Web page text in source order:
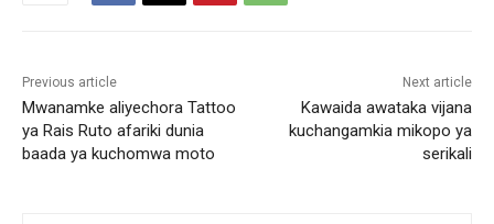
Previous article
Mwanamke aliyechora Tattoo
ya Rais Ruto afariki dunia
baada ya kuchomwa moto
Next article
Kawaida awataka vijana
kuchangamkia mikopo ya
serikali